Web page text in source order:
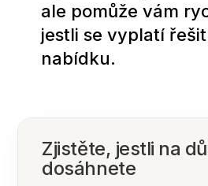
ale pomůže vám
jestli se vyplatí
nabídku.
Zjistěte, jestli na
dosáhnete